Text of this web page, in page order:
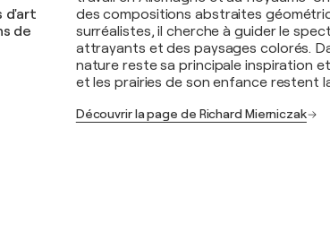
d'art
de
des compositions abstraites
surréalistes, il cherche à guider le
attrayants et des paysages colorés.
nature reste sa principale inspiration
et les prairies de son enfance restent
Découvrir la page de Richard Mierniczak